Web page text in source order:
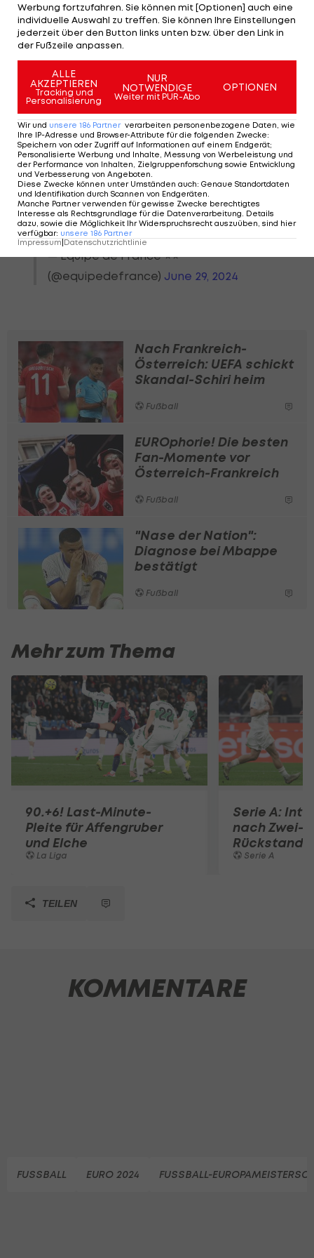
"Das Video sollte humorvoll sein, wurde aber
inzwischen offline genommen. Wir möchten uns
bei allen entschuldigen, die wir dadurch beleidigt
haben. Damit ist die Sache für uns erledigt",
erklärte am Samstag der Mediensprecher des
belgischen Verbandes.
Les Bleus se préparent pour
lundi...
🇫🇷🇧🇪#FiersdetreBleus
pic.twitter.com/EVy9FrSSQF
— Equipe de France ⭐⭐
(@equipedefrance) June 29, 2024
Nach Frankreich-
Österreich: UEFA schickt
Skandal-Schiri heim
Fußball
EUROphorie! Die besten
Fan-Momente vor
Österreich-Frankreich
Fußball
"Nase der Nation":
Diagnose bei Mbappe
bestätigt
Fußball
Mehr zum Thema
90.+6! Last-Minute-
Pleite für Affengruber
und Elche
La Liga
Serie A:
nach Zwei-
Rückstand
Serie A
TEILEN
KOMMENTARE
FUSSBALL EURO 2024 FUSSBALL-
Werbung fortzufahren. Sie können mit [Optionen] auch eine
individuelle Auswahl zu treffen. Sie können Ihre Einstellungen
jederzeit über den Button links unten bzw. über den Link in
der Fußzeile anpassen.
ALLE
AKZEPTIEREN
Tracking und
Personalisierung
NUR
NOTWENDIGE
Weiter mit PUR-Abo
OPTIONEN
Wir und unsere 186 Partner verarbeiten personenbezogene Daten, wie
Ihre IP-Adresse und Browser-Attribute für die folgenden Zwecke:
Speichern von oder Zugriff auf Informationen auf einem Endgerät;
Personalisierte Werbung und Inhalte, Messung von Werbeleistung und
der Performance von Inhalten, Zielgruppenforschung sowie Entwicklung
und Verbesserung von Angeboten.
Diese Zwecke können unter Umständen auch: Genaue Standortdaten
und Identifikation durch Scannen von Endgeräten.
Manche Partner verwenden für gewisse Zwecke berechtigtes
Interesse als Rechtsgrundlage für die Datenverarbeitung. Details
dazu, sowie die Möglichkeit Ihr Widerspruchsrecht auszuüben, sind hier
verfügbar: unsere 186 Partner
Impressum Datenschutzrichtlinie